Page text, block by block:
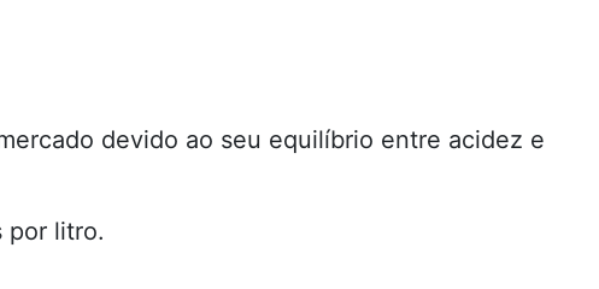
devido ao seu equilíbrio entre acidez e
por litro.